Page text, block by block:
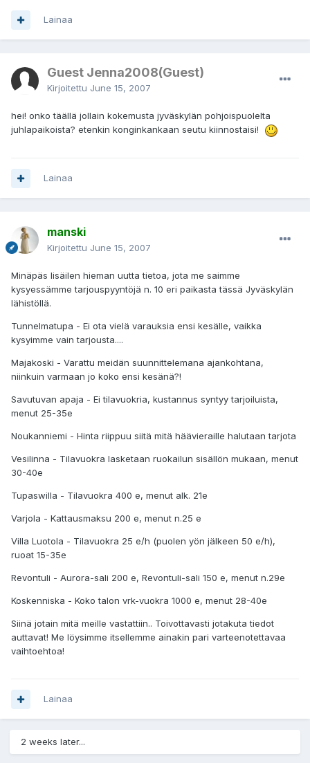
Lainaa
Guest Jenna2008(Guest)
Kirjoitettu June 15, 2007
hei! onko täällä jollain kokemusta jyväskylän pohjoispuolelta
juhlapaikoista? etenkin konginkankaan seutu kiinnostaisi!
Lainaa
manski
Kirjoitettu June 15, 2007
Minäpäs lisäilen hieman uutta tietoa, jota me saimme
kysyessämme tarjouspyyntöjä n. 10 eri paikasta tässä Jyväskylän
lähistöllä.
Tunnelmatupa - Ei ota vielä varauksia ensi kesälle, vaikka
kysyimme vain tarjousta....
Majakoski - Varattu meidän suunnittelemana ajankohtana,
niinkuin varmaan jo koko ensi kesänä?!
Savutuvan apaja - Ei tilavuokria, kustannus syntyy tarjoiluista,
menut 25-35e
Noukanniemi - Hinta riippuu siitä mitä häävieraille halutaan tarjota
Vesilinna - Tilavuokra lasketaan ruokailun sisällön mukaan, menut
30-40e
Tupaswilla - Tilavuokra 400 e, menut alk. 21e
Varjola - Kattausmaksu 200 e, menut n.25 e
Villa Luotola - Tilavuokra 25 e/h (puolen yön jälkeen 50 e/h),
ruoat 15-35e
Revontuli - Aurora-sali 200 e, Revontuli-sali 150 e, menut n.29e
Koskenniska - Koko talon vrk-vuokra 1000 e, menut 28-40e
Siinä jotain mitä meille vastattiin.. Toivottavasti jotakuta tiedot
auttavat! Me löysimme itsellemme ainakin pari varteenotettavaa
vaihtoehtoa!
Lainaa
2 weeks later...